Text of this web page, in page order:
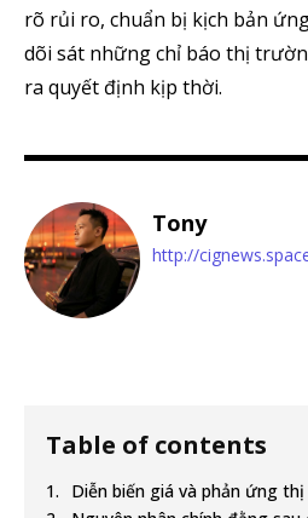
rõ rủi ro, chuẩn bị kịch bản
dõi sát những chỉ báo thị
ra quyết định kịp thời.
Tony
http://
Table of contents
Diễn biến giá và phản ứng